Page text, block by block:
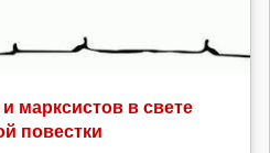
марксистов в свете
повестки